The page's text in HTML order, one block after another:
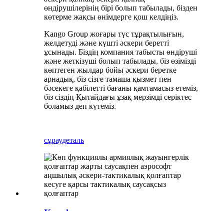
өндірушілерінің бірі болып табылады, бізден
көтерме жақсы өнімдерге қош келдіңіз.
Kango Group жоғары түс тұрақтылығын,
желдетуді және күшті әскери беретті
ұсынады. Біздің компания табысты өндіруші
және жеткізуші болып табылады, біз өзімізді
көптеген жылдар бойы әскери беретке
арнадық, біз сізге тамаша қызмет пен
бәсекеге қабілетті бағаны қамтамасыз етеміз,
біз сіздің Қытайдағы ұзақ мерзімді серіктес
боламыз деп күтеміз.
сұраудеталь